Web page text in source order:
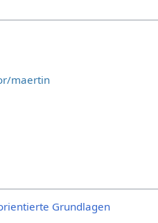
maertin
Grundlagen